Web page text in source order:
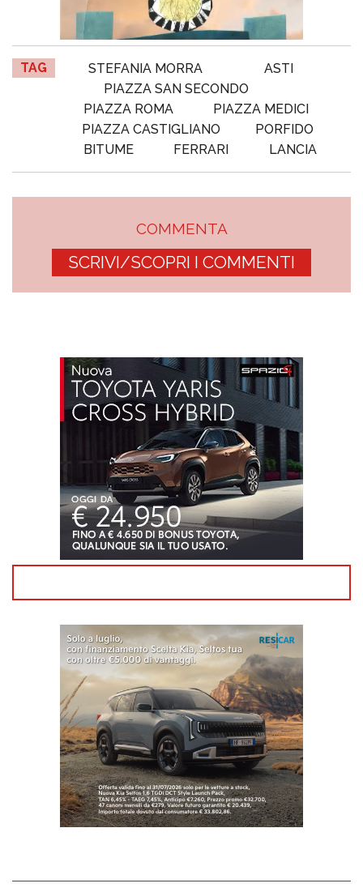
TAG STEFANIA MORRA
ASTI
PIAZZA SAN SECONDO
PIAZZA ROMA
PIAZZA MEDICI
PIAZZA CASTIGLIANO
PORFIDO
BITUME
FERRARI LANCIA
COMMENTA
SCRIVI/SCOPRI I COMMENTI